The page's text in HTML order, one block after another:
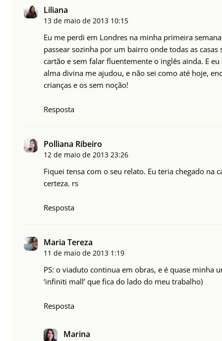
Liliana
13 de maio de 2013 10:15
Eu me perdi em Londres na minha primeira
passear sozinha por um bairro onde todas as
cartão e sem falar fluentemente o inglês ainda. E
alma divina me ajudou, e não sei como até hoje,
crianças e os sem noção!
Resposta
Polliana Ribeiro
12 de maio de 2013 23:26
Fiquei tensa com o seu relato. Eu teria chegado na
certeza. rs
Resposta
Maria Tereza
11 de maio de 2013 1:19
PS: o viaduto continua em obras, e é quase minha
‘infiniti mall’ que fica do lado do meu trabalho)
Resposta
Marina